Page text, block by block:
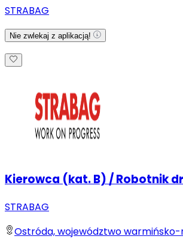
STRABAG
Nie zwlekaj z aplikacją!
Kierowca (kat. B) / Robotnik
STRABAG
Ostróda, województwo